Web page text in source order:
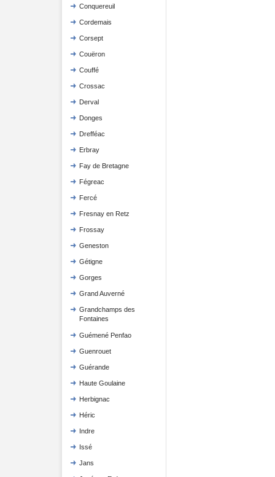
Conquereuil
Cordemais
Corsept
Couëron
Couffé
Crossac
Derval
Donges
Drefféac
Erbray
Fay de Bretagne
Fégreac
Fercé
Fresnay en Retz
Frossay
Geneston
Gétigne
Gorges
Grand Auverné
Grandchamps des
Fontaines
Guémené Penfao
Guenrouet
Guérande
Haute Goulaine
Herbignac
Héric
Indre
Issé
Jans